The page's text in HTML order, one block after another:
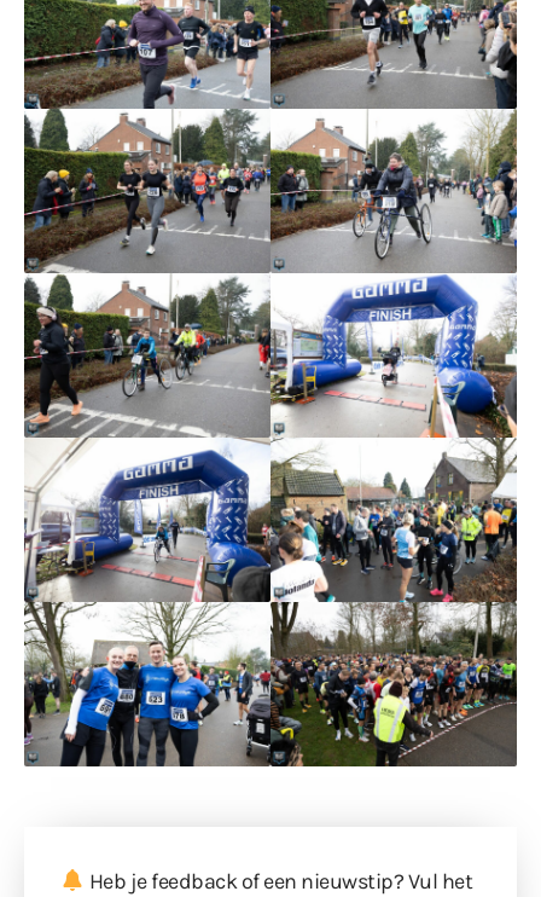
Heb je feedback of een nieuwstip? Vul het